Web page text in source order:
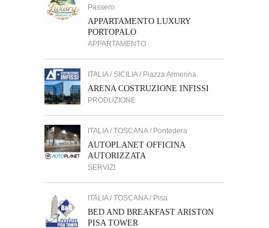
Passero
APPARTAMENTO LUXURY
PORTOPALO
APPARTAMENTO
ITALIA / SICILIA / Piazza Armerina
ARENA COSTRUZIONE INFISSI
PRODUZIONE
ITALIA / TOSCANA / Pontedera
AUTOPLANET OFFICINA
AUTORIZZATA
SERVIZI
ITALIA / TOSCANA / Pisa
BED AND BREAKFAST ARISTON
PISA TOWER